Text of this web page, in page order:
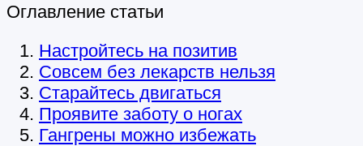
Оглавление статьи
Настройтесь на позитив
Совсем без лекарств нельзя
Старайтесь двигаться
Проявите заботу о ногах
Гангрены можно избежать